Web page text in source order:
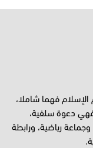
فهما شاملا،
دعوة سلفية،
رياضية، ورابطة